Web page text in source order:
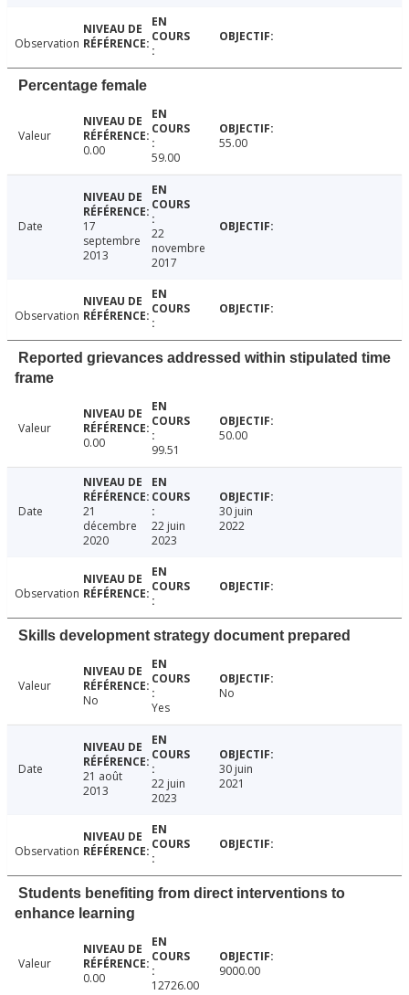
Observation
Percentage female
Valeur
0.00
59.00
55.00
Date
17
septembre
2013
22
novembre
2017
Observation
Reported grievances addressed within stipulated time
frame
Valeur
0.00
99.51
50.00
Date
21
décembre
2020
22 juin
2023
30 juin
2022
Observation
Skills development strategy document prepared
Valeur
No
Yes
No
Date
21 août
2013
22 juin
2023
30 juin
2021
Observation
Students benefiting from direct interventions to
enhance learning
Valeur
0.00
12726.00
9000.00